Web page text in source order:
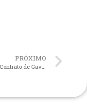
PRÓXIMO
Fez um Contrato de Gaveta? Veja os Riscos e Como Regularizar!